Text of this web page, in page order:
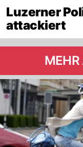
Luzerner
attackiert
MEHR